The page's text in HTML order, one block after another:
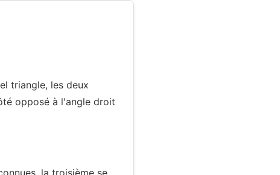
triangle, les deux
opposé à l'angle droit
la troisième se